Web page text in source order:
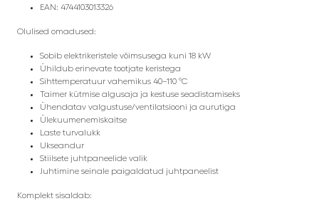
EAN: 4744103013326
Olulised omadused:
Sobib elektrikeristele võimsusega kuni 18 kW
Ühildub erinevate tootjate keristega
Sihttemperatuur vahemikus 40–110 °C
Taimer kütmise algusaja ja kestuse seadistamiseks
Ühendatav valgustuse/ventilatsiooni ja aurutiga
Ülekuumenemiskaitse
Laste turvalukk
Ukseandur
Stiilsete juhtpaneelide valik
Juhtimine seinale paigaldatud juhtpaneelist
Komplekt sisaldab: